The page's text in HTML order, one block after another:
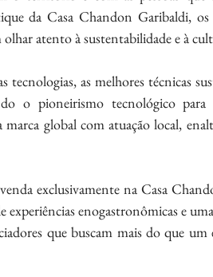
da Casa Chandon Garibaldi, os
atento à sustentabilidade e à
tecnologias, as melhores técnicas
o pioneirismo tecnológico para
global com atuação local,
exclusivamente na Casa
experiências enogastronômicas e
que buscam mais do que